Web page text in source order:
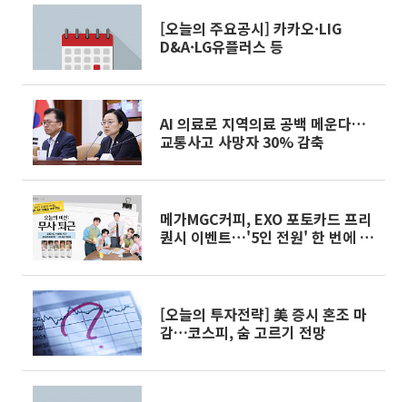
[오늘의 주요공시] 카카오·LIG
D&A·LG유플러스 등
AI 의료로 지역의료 공백 메운다…
교통사고 사망자 30% 감축
메가MGC커피, EXO 포토카드 프리
퀀시 이벤트…'5인 전원' 한 번에 받
[오늘의 투자전략] 美 증시 혼조 마
감…코스피, 숨 고르기 전망